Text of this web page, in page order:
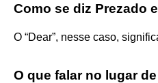
Como se diz Prezado
O “Dear”, nesse caso,
O que falar no lugar